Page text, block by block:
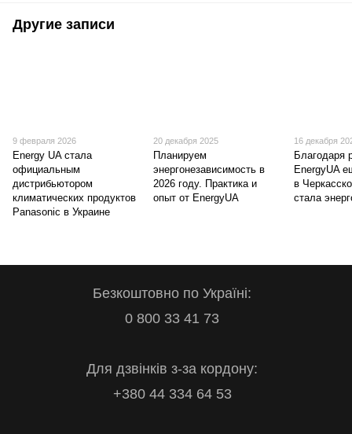
Другие записи
9 февраля 2026
Energy UA стала
официальным
дистрибьютором
климатических продуктов
Panasonic в Украине
20 декабря 2025
Планируем
энергонезависимость в
2026 году. Практика и
опыт от EnergyUA
16 декабря
Благодаря
EnergyUA
в
стала
Безкоштовно по Україні:
0 800 33 41 73
Для дзвінків з-за кордону:
+380 44 334 64 53